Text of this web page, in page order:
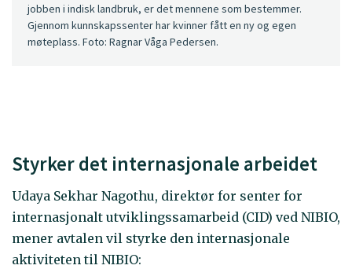
jobben i indisk landbruk, er det mennene som bestemmer.
Gjennom kunnskapssenter har kvinner fått en ny og egen
møteplass. Foto: Ragnar Våga Pedersen.
Styrker det internasjonale arbeidet
Udaya Sekhar Nagothu, direktør for senter for
internasjonalt utviklingssamarbeid (CID) ved NIBIO,
mener avtalen vil styrke den internasjonale
aktiviteten til NIBIO: